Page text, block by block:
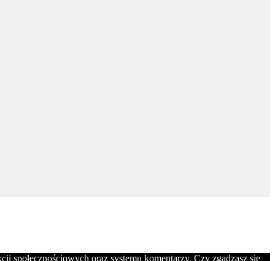
oraz systemu komentarzy. Czy zgadzasz się